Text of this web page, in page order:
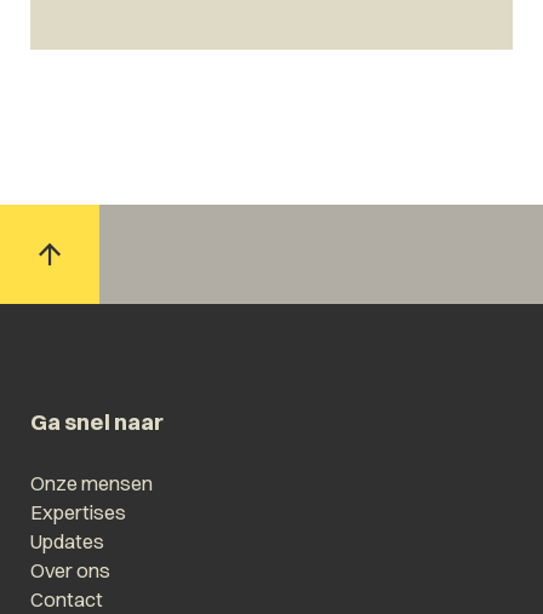
Ga snel naar
Onze mensen
Expertises
Updates
Over ons
Contact